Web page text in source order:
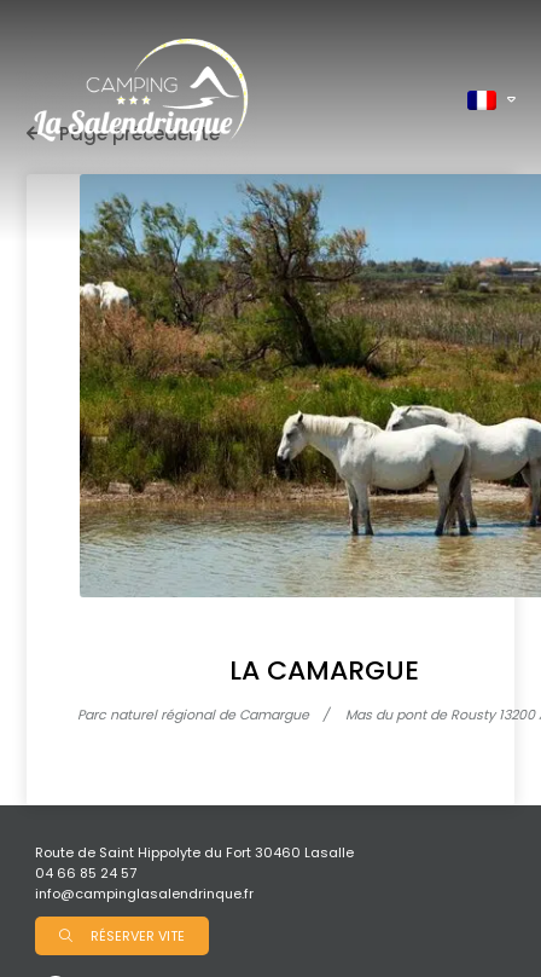
Page précedente
LA CAMARGUE
Parc naturel régional de Camargue Mas du pont de Rousty 13200
Route de Saint Hippolyte du Fort 30460 Lasalle
04 66 85 24 57
info@campinglasalendrinque.fr
RÉSERVER VITE